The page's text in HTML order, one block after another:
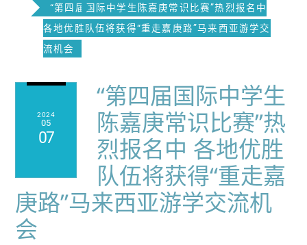
“第四届国际中学生陈嘉庚常识比赛”热烈报名中
各地优胜队伍将获得“重走嘉庚路”马来西亚游学交
流机会
2024
05
07
“第四届国际中学生
陈嘉庚常识比赛”热
烈报名中 各地优胜
队伍将获得“重走嘉
庚路”马来西亚游学交流机
会